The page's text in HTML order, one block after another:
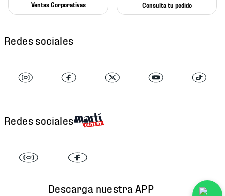
Ventas Corporativas Consulta tu pedido
Redes sociales
Redes sociales
Descarga nuestra APP